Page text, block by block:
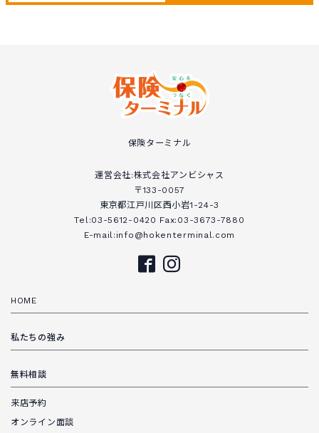
保険ターミナル
運営会社:株式会社アンビシャス
〒133-0057
東京都江戸川区西小岩1-24-3
Tel:03-5612-0420 Fax:03-3673-7880
E-mail:info@hokenterminal.com
HOME
私たちの強み
無料相談
来店予約
オンライン面談